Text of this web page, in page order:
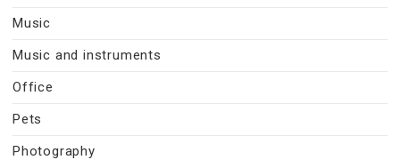
Music
Music and instruments
Office
Pets
Photography